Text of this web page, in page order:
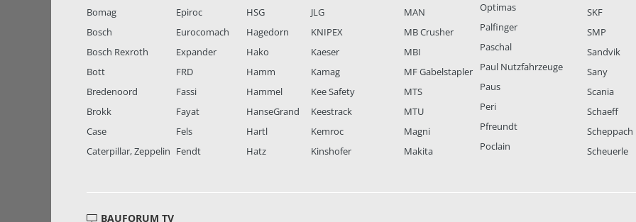
Bomag
Bosch
Bosch Rexroth
Bott
Bredenoord
Brokk
Case
Caterpillar, Zeppelin
Epiroc
Eurocomach
Expander
FRD
Fassi
Fayat
Fels
Fendt
HSG
Hagedorn
Hako
Hamm
Hammel
HanseGrand
Hartl
Hatz
JLG
KNIPEX
Kaeser
Kamag
Kee Safety
Keestrack
Kemroc
Kinshofer
MAN
MB Crusher
MBI
MF Gabelstapler
MTS
MTU
Magni
Makita
Optimas
Palfinger
Paschal
Paul Nutzfahrzeuge
Paus
Peri
Pfreundt
Poclain
SKF
SMP
Sandvik
Sany
Scania
Schaeff
Scheppach
Scheuerle
BAUFORUM TV